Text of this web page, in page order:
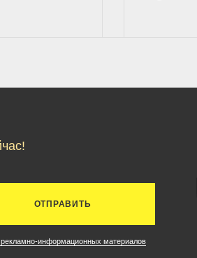
ОТПРАВИТЬ
информационных материалов